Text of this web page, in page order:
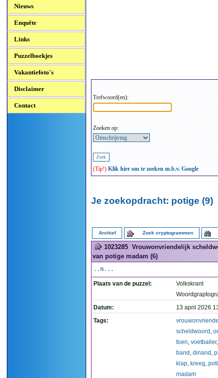
Nieuws
Enquête
Links
Puzzelboekjes
Vakantiefoto's
Disclaimer
Contact
Trefwoord(en):
Zoeken op:
(Tip!) Klik hier om te zoeken m.b.v. Google
Je zoekopdracht: potige (9)
Archief Zoek cryptogrammen
1023285 Vrouwonvriendelijk
van potige madam (6)
..N...
Plaats van de puzzel:
Volkskrant
Datum:
13 april 2026
Tags:
scheldwoord ,
toen, voetballer
band , dinand ,
klap, kreeg,
madam